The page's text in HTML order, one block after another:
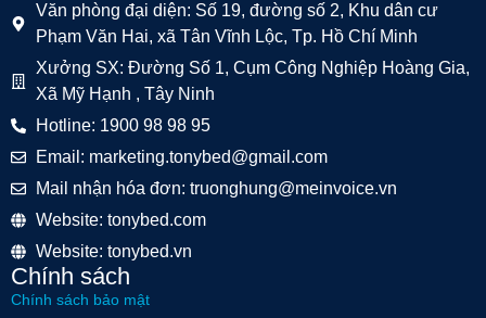
Văn phòng đại diện: Số 19, đường số 2, Khu dân cư
Phạm Văn Hai, xã Tân Vĩnh Lộc, Tp. Hồ Chí Minh
Xưởng SX: Đường Số 1, Cụm Công Nghiệp Hoàng Gia,
Xã Mỹ Hạnh , Tây Ninh
Hotline: 1900 98 98 95
Email: marketing.tonybed@gmail.com
Mail nhận hóa đơn: truonghung@meinvoice.vn
Website: tonybed.com
Website: tonybed.vn
Chính sách
Chính sách bảo mật